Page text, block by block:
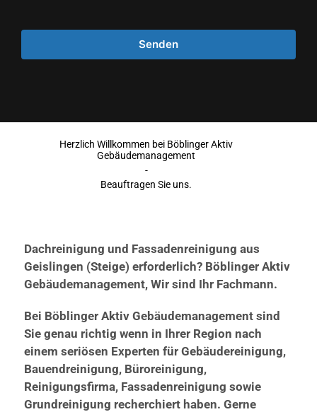
Herzlich Willkommen bei Böblinger Aktiv
Gebäudemanagement
-
Beauftragen Sie uns.
Dachreinigung und Fassadenreinigung aus
Geislingen (Steige) erforderlich? Böblinger Aktiv
Gebäudemanagement, Wir sind Ihr Fachmann.
Bei Böblinger Aktiv Gebäudemanagement sind
Sie genau richtig wenn in Ihrer Region nach
einem seriösen Experten für Gebäudereinigung,
Bauendreinigung, Büroreinigung,
Reinigungsfirma, Fassadenreinigung sowie
Grundreinigung recherchiert haben. Gerne